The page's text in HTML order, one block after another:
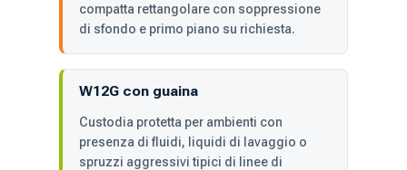
compatta rettangolare con soppressione
di sfondo e primo piano su richiesta.
W12G con guaina
Custodia protetta per ambienti con
presenza di fluidi, liquidi di lavaggio o
spruzzi aggressivi tipici di linee di